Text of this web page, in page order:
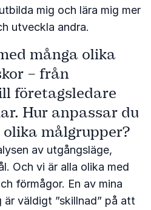
mig och lära mig mer
utveckla andra.
många olika
– från
företagsledare
Hur anpassar du
målgrupper?
av utgångsläge,
Och vi är alla olika med
förmågor. En av mina
väldigt ”skillnad” på att